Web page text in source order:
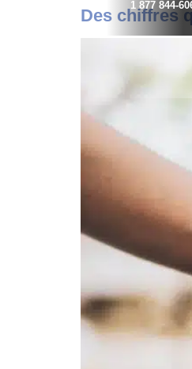
1 877 844-
Des chiffres